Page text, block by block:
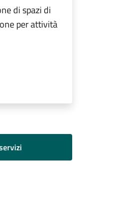
di spazi di
per attività